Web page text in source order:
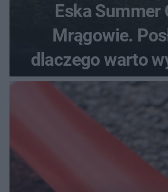
Eska Summer
Mrągowie.
dlaczego warto
kierunek na